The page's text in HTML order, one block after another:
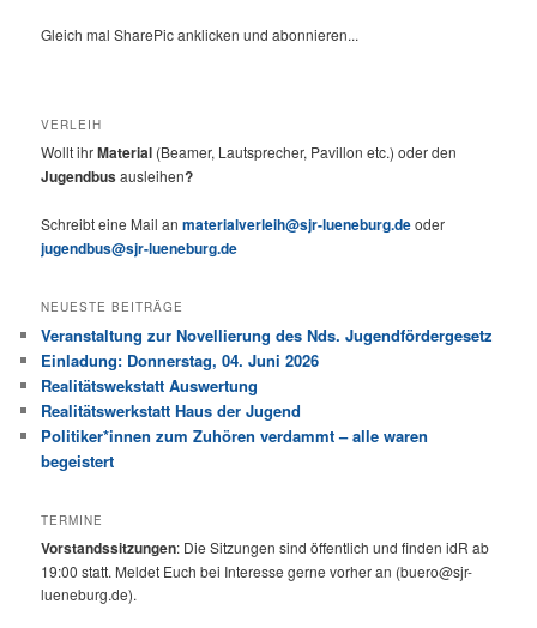
Gleich mal SharePic anklicken und abonnieren...
VERLEIH
Wollt ihrMaterial (Beamer, Lautsprecher, Pavillon etc.) oder den
Jugendbusausleihen?
Schreibt eine Mail anmaterialverleih@sjr-lueneburg.deoder
jugendbus@sjr-lueneburg.de
NEUESTE BEITRÄGE
Veranstaltung zur Novellierung des Nds. Jugendfördergesetz
Einladung: Donnerstag, 04. Juni 2026
Realitätswekstatt Auswertung
Realitätswerkstatt Haus der Jugend
Politiker*innen zum Zuhören verdammt – alle waren
begeistert
TERMINE
Vorstandssitzungen: Die Sitzungen sind öffentlich und finden idR ab
19:00 statt. Meldet Euch bei Interesse gerne vorher an (buero@sjr-
lueneburg.de).